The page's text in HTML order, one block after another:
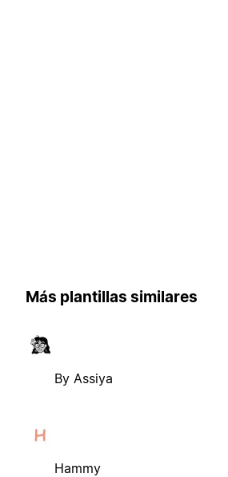
Más plantillas similares
By Assiya
Hammy